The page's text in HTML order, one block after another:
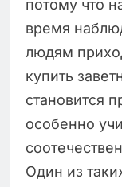
потому что
время
людям
купить
становится
особенно
Один из